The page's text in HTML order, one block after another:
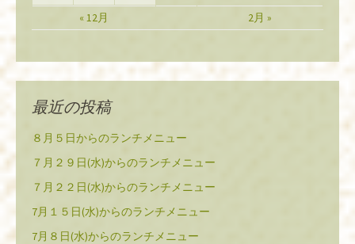
« 12月 2月 »
最近の投稿
８月５日からのランチメニュー
７月２９日(水)からのランチメニュー
７月２２日(水)からのランチメニュー
7月１５日(水)からのランチメニュー
7月８日(水)からのランチメニュー